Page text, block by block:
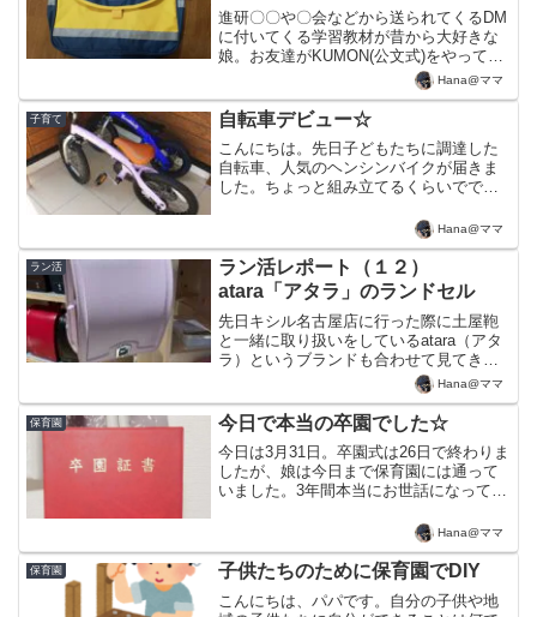
進研〇〇や〇会などから送られてくるDM
に付いてくる学習教材が昔から大好きな
娘。お友達がKUMON(公文式)をやってい
ると聞き、以前からずっとやりたいと言
っていました。娘のやりたいという気持
ちを叶えてあげたいと、ひとまず2月に開
催されていた2...
Hana@ママ
子育て 自転車デビュー☆
こんにちは。先日子どもたちに調達した
自転車、人気のヘンシンバイクが届きま
した。ちょっと組み立てるくらいででき
やタイヤ、チェーン、ペダルなど結構組
み立てが必要でした。組み立ててくれた
パパに感謝です。でも娘も...
Hana@ママ
ラン活
ラン活レポート（１２）
atara「アタラ」のランドセル
先日キシル名古屋店に行った際に土屋鞄
と一緒に取り扱いをしているatara（アタ
ラ）というブランドも合わせて見てきま
した。アタラは、株式会社キシルがプロ
デュースしたランドセルブランドで、
2018年に販売を開始した比較的新しいブ
ランドです。キシ...
Hana@ママ
保育園 今日で本当の卒園でした☆
今日は3月31日。卒園式は26日で終わりま
したが、娘は今日まで保育園には通って
いました。3年間本当にお世話になって、
友もたくさんできて、思い出がいっぱい
の保育園も今日でおしまいです。卒園式
でさみしーってな...
Hana@ママ
保育園 子供たちのために保育園でDIY
こんにちは、パパです。自分の子供や地